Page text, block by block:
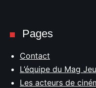
Pages
Contact
L’équipe du Mag
Les acteurs de